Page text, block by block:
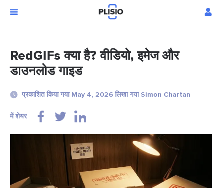
RedGIFs क्या है? वीडियो, इमेज और
डाउनलोड गाइड
प्रकाशित किया गया May 4, 2026 लिखा गया Simon Chartan
में शेयर